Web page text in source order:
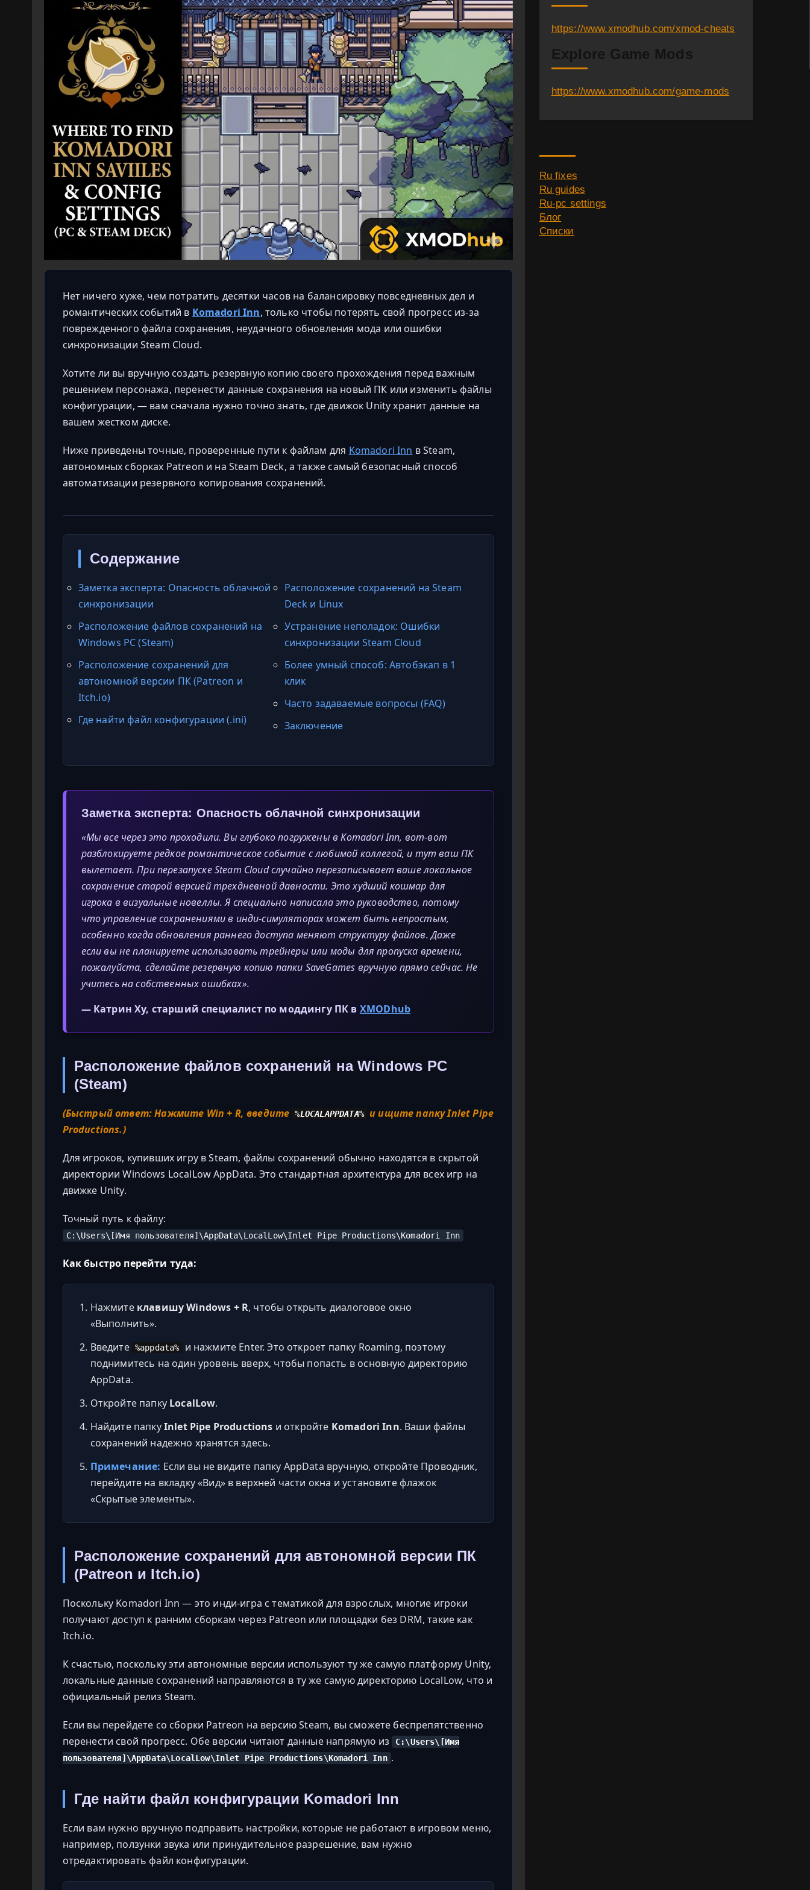
Нет ничего хуже, чем потратить десятки часов на балансировку повседневных дел и
романтических событий в Komadori Inn, только чтобы потерять свой прогресс из-за
поврежденного файла сохранения, неудачного обновления мода или ошибки
синхронизации Steam Cloud.
Хотите ли вы вручную создать резервную копию своего прохождения перед важным
решением персонажа, перенести данные сохранения на новый ПК или изменить файлы
конфигурации, — вам сначала нужно точно знать, где движок Unity хранит данные на
вашем жестком диске.
Ниже приведены точные, проверенные пути к файлам для Komadori Inn в Steam,
автономных сборках Patreon и на Steam Deck, а также самый безопасный способ
автоматизации резервного копирования сохранений.
Содержание
Заметка эксперта: Опасность облачной
синхронизации
Расположение файлов сохранений на
Windows PC (Steam)
Расположение сохранений для
автономной версии ПК (Patreon и
Itch.io)
Где найти файл конфигурации (.ini)
Расположение сохранений на Steam
Deck и Linux
Устранение неполадок: Ошибки
синхронизации Steam Cloud
Более умный способ: Автобэкап в 1
клик
Часто задаваемые вопросы (FAQ)
Заключение
Заметка эксперта: Опасность облачной синхронизации
«Мы все через это проходили. Вы глубоко погружены в Komadori Inn, вот-вот
разблокируете редкое романтическое событие с любимой коллегой, и тут ваш ПК
вылетает. При перезапуске Steam Cloud случайно перезаписывает ваше локальное
сохранение старой версией трехдневной давности. Это худший кошмар для
игрока в визуальные новеллы. Я специально написала это руководство, потому
что управление сохранениями в инди-симуляторах может быть непростым,
особенно когда обновления раннего доступа меняют структуру файлов. Даже
если вы не планируете использовать трейнеры или моды для пропуска времени,
пожалуйста, сделайте резервную копию папки SaveGames вручную прямо сейчас. Не
учитесь на собственных ошибках».
— Катрин Ху, старший специалист по моддингу ПК в XMODhub
Расположение файлов сохранений на Windows PC
(Steam)
(Быстрый ответ: Нажмите Win + R, введите %LOCALAPPDATA%
и ищите папку Inlet Pipe
Productions.)
Для игроков, купивших игру в Steam, файлы сохранений обычно находятся в скрытой
директории Windows LocalLow AppData. Это стандартная архитектура для всех игр на
движке Unity.
Точный путь к файлу:
C:\Users\[Имя пользователя]\AppData\LocalLow\Inlet Pipe Productions\Komadori Inn
Как быстро перейти туда:
Нажмите клавишу Windows + R, чтобы открыть диалоговое окно
«Выполнить».
Введите %appdata%
и нажмите Enter. Это откроет папку Roaming, поэтому
поднимитесь на один уровень вверх, чтобы попасть в основную директорию
AppData.
Откройте папку LocalLow.
Найдите папкуInlet Pipe Productions и откройте Komadori Inn. Ваши файлы
сохранений надежно хранятся здесь.
Примечание: Если вы не видите папку AppData вручную, откройте Проводник,
перейдите на вкладку «Вид» в верхней части окна и установите флажок
«Скрытые элементы».
Расположение сохранений для автономной версии ПК
(Patreon и Itch.io)
Поскольку Komadori Inn — это инди-игра с тематикой для взрослых, многие игроки
получают доступ к ранним сборкам через Patreon или площадки без DRM, такие как
Itch.io.
К счастью, поскольку эти автономные версии используют ту же самую платформу Unity,
локальные данные сохранений направляются в ту же самую директорию LocalLow, что и
официальный релиз Steam.
Если вы перейдете со сборки Patreon на версию Steam, вы сможете беспрепятственно
перенести свой прогресс. Обе версии читают данные напрямую из C:\Users\[Имя
пользователя]\AppData\LocalLow\Inlet Pipe Productions\Komadori Inn .
Где найти файл конфигурации Komadori Inn
Если вам нужно вручную подправить настройки, которые не работают в игровом меню,
например, ползунки звука или принудительное разрешение, вам нужно
отредактировать файл конфигурации.
https://www.xmodhub.com/xmod-cheats
Explore Game Mods
https://www.xmodhub.com/game-mods
Ru fixes
Ru guides
Ru-pc settings
Блог
Списки